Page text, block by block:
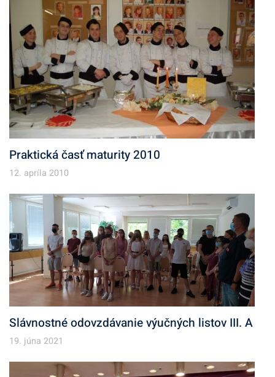
Praktická časť maturity 2010
12. apríla 2010
Slávnostné odovzdávanie výučných listov III. A
19. júna 2021